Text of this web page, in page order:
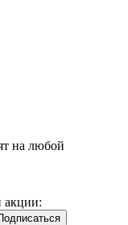
на любой
акции: